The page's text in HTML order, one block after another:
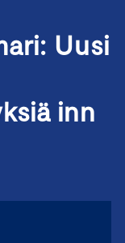
Uusi
inn